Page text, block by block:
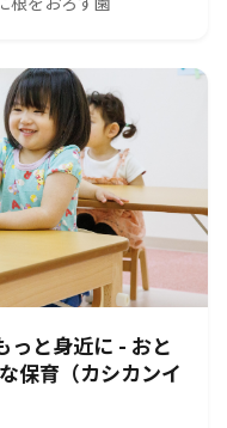
っと身近に - おと
保育（カシカンイ